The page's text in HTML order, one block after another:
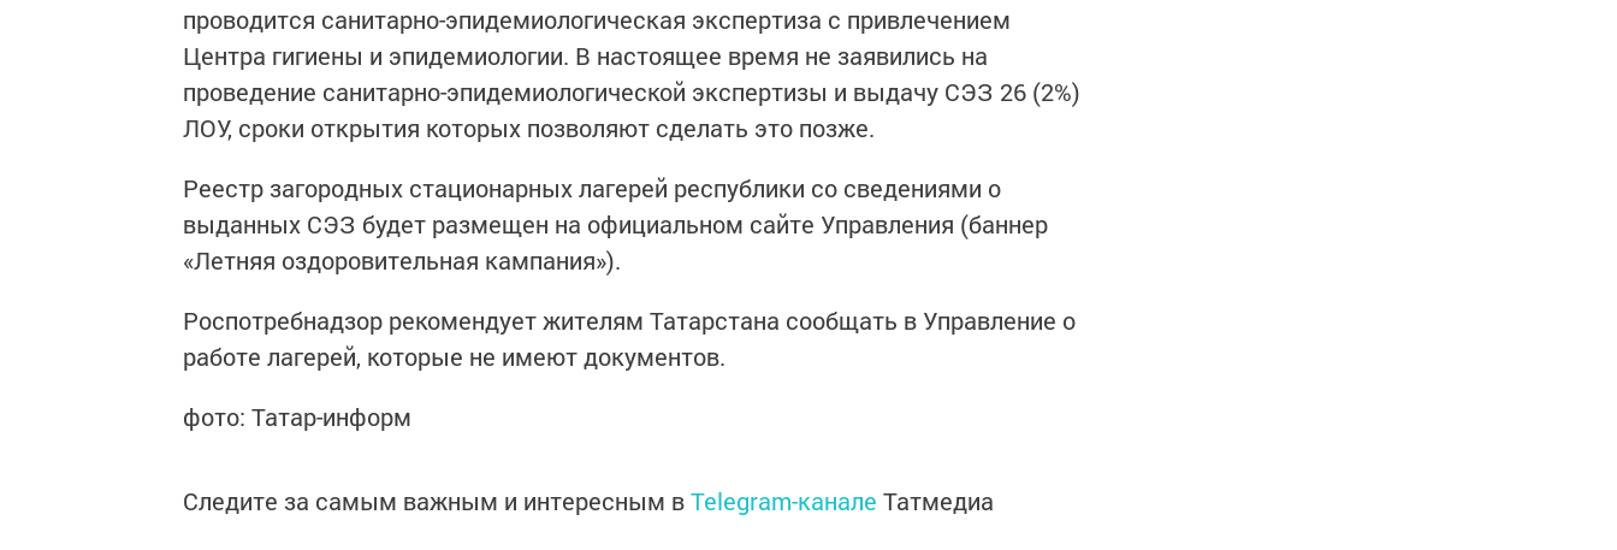
проводится санитарно-эпидемиологическая экспертиза с привлечением
Центра гигиены и эпидемиологии. В настоящее время не заявились на
проведение санитарно-эпидемиологической экспертизы и выдачу СЭЗ 26 (2%)
ЛОУ, сроки открытия которых позволяют сделать это позже.
Реестр загородных стационарных лагерей республики со сведениями о
выданных СЭЗ будет размещен на официальном сайте Управления (баннер
«Летняя оздоровительная кампания»).
Роспотребнадзор рекомендует жителям Татарстана сообщать в Управление о
работе лагерей, которые не имеют документов.
фото: Татар-информ
Следите за самым важным и интересным вTelegram-канале Татмедиа